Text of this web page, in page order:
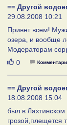
== Другой
29.08.2008 10:21
Привет всем!
озера, и вообще
Модераторам
Нравится
0
== Другой
18.08.2008 15:04
был в
грозой,плещется